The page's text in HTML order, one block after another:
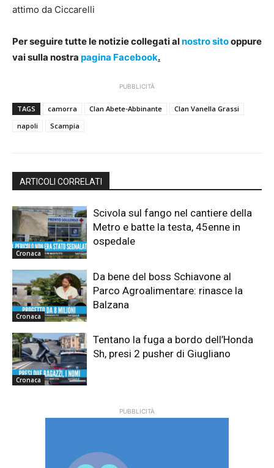
attimo da Ciccarelli
Per seguire tutte le notizie collegati alnostro sitooppure
vai sulla nostra pagina Facebook.
PUBBLICITÀ
TAGS camorra Clan Abete-Abbinante
Clan Vanella Grassi
napoli
Scampia
ARTICOLI CORRELATI
Cronaca
Scivola sul fango nel cantiere della
Metro e batte la testa, 45enne in
ospedale
Cronaca
Da bene del boss Schiavone al
Parco Agroalimentare: rinasce la
Balzana
Cronaca
Tentano la fuga a bordo dell’Honda
Sh, presi 2 pusher di Giugliano
PUBBLICITÀ